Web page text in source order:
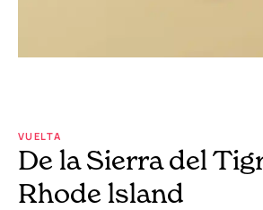
VUELTA
De la Sierra del
Rhode lsland